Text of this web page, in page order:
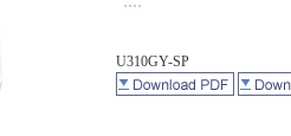
U310GY-SP